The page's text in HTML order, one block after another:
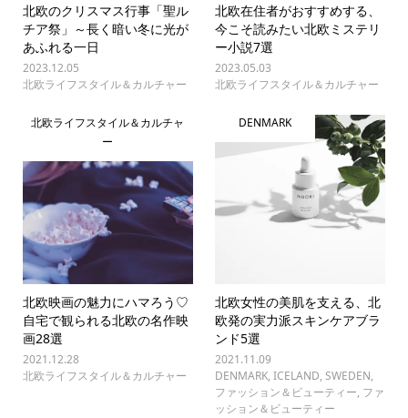
北欧のクリスマス行事「聖ル
チア祭」～長く暗い冬に光が
あふれる一日
2023.12.05
北欧ライフスタイル＆カルチャー
北欧在住者がおすすめする、
今こそ読みたい北欧ミステリ
ー小説7選
2023.05.03
北欧ライフスタイル＆カルチャー
北欧ライフスタイル＆カルチャ
ー
北欧映画の魅力にハマろう♡
自宅で観られる北欧の名作映
画28選
2021.12.28
北欧ライフスタイル＆カルチャー
DENMARK
北欧女性の美肌を支える、北
欧発の実力派スキンケアブラ
ンド5選
2021.11.09
DENMARK,ICELAND,SWEDEN,
ファッション＆ビューティー, ファ
ッション＆ビューティー